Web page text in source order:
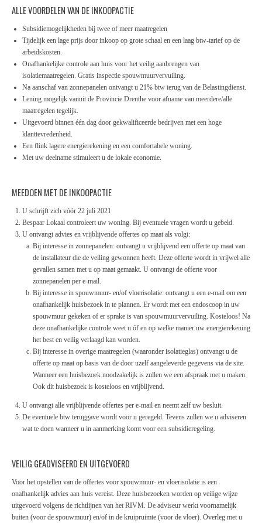
ALLE VOORDELEN VAN DE INKOOPACTIE
Subsidiemogelijkheden bij twee of meer maatregelen
Tijdelijk een lage prijs door inkoop op grote schaal en een laag btw-tarief op de
arbeidskosten.
Onafhankelijke controle aan huis voor het veilig aanbrengen van
isolatiemaatregelen. Gratis inspectie spouwmuurvervuiling.
Na aanschaf van zonnepanelen ontvangt u 21% btw terug van de Belastingdienst.
Lening mogelijk vanuit de Provincie Drenthe voor afname van meerdere/alle
maatregelen tegelijk.
Uitgevoerd binnen één dag door gekwalificeerde bedrijven met een hoge
klanttevredenheid.
Een flink lagere energierekening en een comfortabele woning.
Met uw deelname stimuleert u de lokale economie.
MEEDOEN MET DE INKOOPACTIE
U schrijft zich vóór 22 juli 2021
Bespaar Lokaal controleert uw woning. Bij eventuele vragen wordt u gebeld.
U ontvangt advies en vrijblijvende offertes op maat als volgt:
Bij interesse in zonnepanelen: ontvangt u vrijblijvend een offerte op maat van
de installateur die de veiling gewonnen heeft. Deze offerte wordt in vrijwel alle
gevallen samen met u op maat gemaakt. U ontvangt de offerte voor
zonnepanelen per e-mail.
Bij interesse in spouwmuur- en/of vloerisolatie: ontvangt u een e-mail om een
onafhankelijk huisbezoek in te plannen. Er wordt met een endoscoop in uw
spouwmuur gekeken of er sprake is van spouwmuurvervuiling. Kosteloos! Na
deze onafhankelijke controle weet u óf en op welke manier uw energierekening
het best en veilig verlaagd kan worden.
Bij interesse in overige maatregelen (waaronder isolatieglas) ontvangt u de
offerte op maat op basis van de door uzelf aangeleverde gegevens via de site.
Wanneer een huisbezoek noodzakelijk is zullen we een afspraak met u maken.
Ook dit huisbezoek is kosteloos en vrijblijvend.
U ontvangt alle vrijblijvende offertes per e-mail en neemt zelf uw besluit.
De eventuele btw teruggave wordt voor u geregeld. Tevens zullen we u adviseren
wat te doen wanneer u in aanmerking komt voor een subsidieregeling.
VEILIG GEADVISEERD EN UITGEVOERD
Voor het opstellen van de offertes voor spouwmuur- en vloerisolatie is een
onafhankelijk advies aan huis vereist. Deze huisbezoeken worden op veilige wijze
uitgevoerd volgens de richtlijnen van het RIVM. De adviseur werkt voornamelijk
buiten (voor de spouwmuur) en/of in de kruipruimte (voor de vloer). Overleg met u